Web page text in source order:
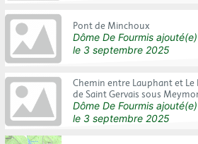
Pont de Minchoux
Dôme De Fourmis
le 3 septembre 2025
Chemin entre Lauphant et
de Saint Gervais sous
Dôme De Fourmis
le 3 septembre 2025